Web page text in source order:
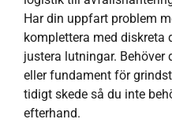
Har din uppfart problem
komplettera med diskreta
justera lutningar. Behöver
eller fundament för
tidigt skede så du inte
efterhand.